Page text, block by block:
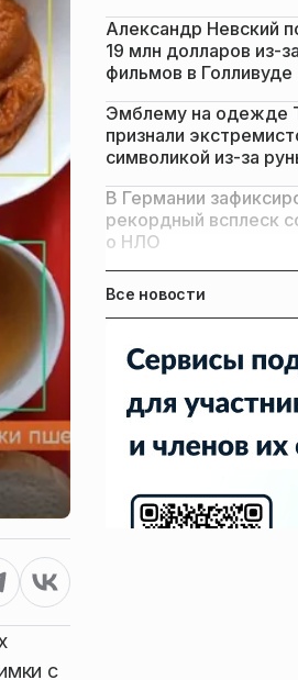
с
Александр Невский
19 млн долларов из-
фильмов в Голливуде
Эмблему на одежде
признали
символикой из-за
В Германии
рекордный всплеск
о НЛО
Все новости